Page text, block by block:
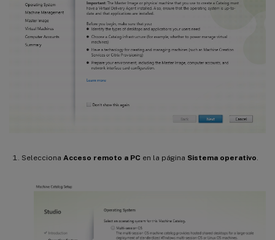
Selecciona Acceso remoto a PC en la página Sistema operativo.